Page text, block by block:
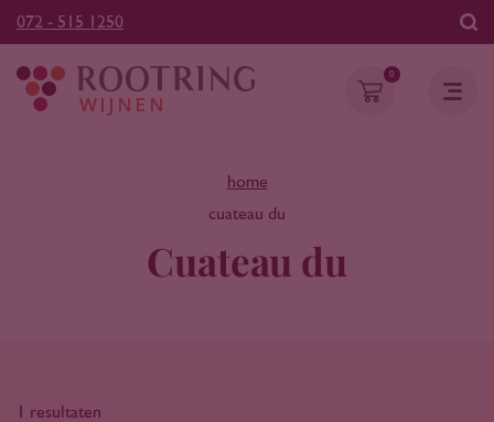
072 - 515 1250
0
home
cuateau du
Cuateau du
1 resultaten